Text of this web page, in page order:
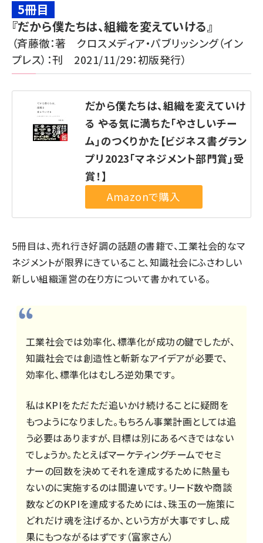
5冊目
『だから僕たちは、組織を変えていける』
（斉藤徹：著 クロスメディア・パブリッシング（イン
プレス）：刊 2021/11/29：初版発行）
だから僕たちは、組織を変えていけ
る ――やる気に満ちた「やさしいチー
ム」のつくりかた【ビジネス書グラン
プリ2023「マネジメント部門賞」受
賞！】
5冊目は、売れ行き好調の話題の書籍で、工業社会的なマ
ネジメントが限界にきていること、知識社会にふさわしい
新しい組織運営の在り方について書かれている。
工業社会では効率化、標準化が成功の鍵でしたが、
知識社会では創造性と斬新なアイデアが必要で、
効率化、標準化はむしろ逆効果です。
私はKPIをただただ追いかけ続けることに疑問を
もつようになりました。もちろん事業計画としては追
う必要はありますが、目標は別にあるべきではない
でしょうか。たとえばマーケティングチームでセミ
ナーの回数を決めてそれを達成するために熱量も
ないのに実施するのは間違いです。リード数や商談
数などのKPIを達成するためには、珠玉の一施策に
どれだけ魂を注げるか、という方が大事ですし、成
果にもつながるはずです（富家さん）